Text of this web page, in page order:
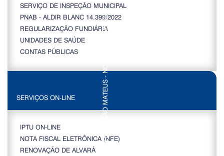
SERVIÇO DE INSPEÇÃO MUNICIPAL
PNAB - ALDIR BLANC 14.399/2022
REGULARIZAÇÃO FUNDIÁRIA
UNIDADES DE SAÚDE
CONTAS PÚBLICAS
SERVIÇOS ON-LINE
IPTU ON-LINE
NOTA FISCAL ELETRÔNICA (NFE)
RENOVAÇÃO DE ALVARÁ